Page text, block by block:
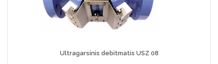
Ultragarsinis debitmatis USZ 08